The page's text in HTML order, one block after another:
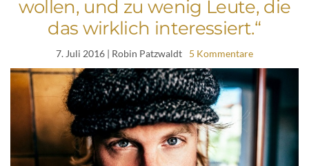
wollen, und zu wenig Leute, die
das wirklich interessiert.“
7. Juli 2016 | Robin Patzwaldt 5 Kommentare